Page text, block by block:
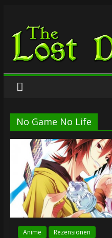
springen
The
Lost
Dungeon
No Game No Life
Anime Rezensionen